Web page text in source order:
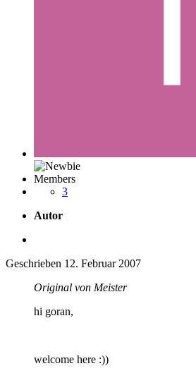
Members
3
Autor
Geschrieben 12. Februar 2007
Original von Meister
hi goran,
welcome here :))